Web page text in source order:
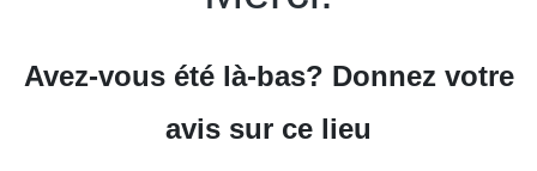
Avez-vous été là-bas? Donnez votre
avis sur ce lieu